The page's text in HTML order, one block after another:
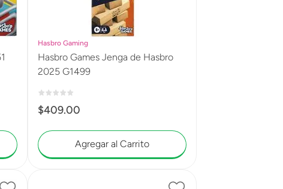
Hasbro Gaming
Hasbro Games Jenga de Hasbro
2025 G1499
$409.00
Agregar al Carrito